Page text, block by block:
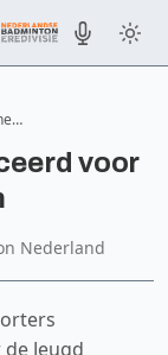
voor
Nederland
Jeugd